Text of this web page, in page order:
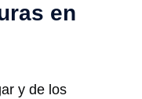
en
y de los